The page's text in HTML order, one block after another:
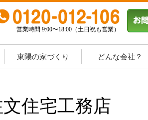
営業時間 9:00〜18:00（土日祝も営業）
東陽の家づくり どんな会社？